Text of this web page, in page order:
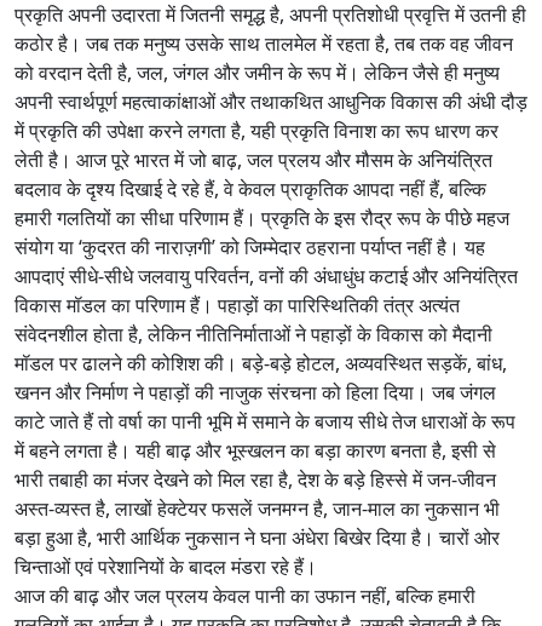
प्रकृति अपनी उदारता में जितनी समृद्ध है, अपनी प्रतिशोधी प्रवृत्ति में उतनी ही
कठोर है। जब तक मनुष्य उसके साथ तालमेल में रहता है, तब तक वह जीवन
को वरदान देती है, जल, जंगल और जमीन के रूप में। लेकिन जैसे ही मनुष्य
अपनी स्वार्थपूर्ण महत्वाकांक्षाओं और तथाकथित आधुनिक विकास की अंधी दौड़
में प्रकृति की उपेक्षा करने लगता है, यही प्रकृति विनाश का रूप धारण कर
लेती है। आज पूरे भारत में जो बाढ़, जल प्रलय और मौसम के अनियंत्रित
बदलाव के दृश्य दिखाई दे रहे हैं, वे केवल प्राकृतिक आपदा नहीं हैं, बल्कि
हमारी गलतियों का सीधा परिणाम हैं। प्रकृति के इस रौद्र रूप के पीछे महज
संयोग या ‘कुदरत की नाराज़गी’ को जिम्मेदार ठहराना पर्याप्त नहीं है। यह
आपदाएं सीधे-सीधे जलवायु परिवर्तन, वनों की अंधाधुंध कटाई और अनियंत्रित
विकास मॉडल का परिणाम हैं। पहाड़ों का पारिस्थितिकी तंत्र अत्यंत
संवेदनशील होता है, लेकिन नीतिनिर्माताओं ने पहाड़ों के विकास को मैदानी
मॉडल पर ढालने की कोशिश की। बड़े-बड़े होटल, अव्यवस्थित सड़कें, बांध,
खनन और निर्माण ने पहाड़ों की नाजुक संरचना को हिला दिया। जब जंगल
काटे जाते हैं तो वर्षा का पानी भूमि में समाने के बजाय सीधे तेज धाराओं के रूप
में बहने लगता है। यही बाढ़ और भूस्खलन का बड़ा कारण बनता है, इसी से
भारी तबाही का मंजर देखने को मिल रहा है, देश के बड़े हिस्से में जन-जीवन
अस्त-व्यस्त है, लाखों हेक्टेयर फसलें जनमग्न है, जान-माल का नुकसान भी
बड़ा हुआ है, भारी आर्थिक नुकसान ने घना अंधेरा बिखेर दिया है। चारों ओर
चिन्ताओं एवं परेशानियों के बादल मंडरा रहे हैं।
आज की बाढ़ और जल प्रलय केवल पानी का उफान नहीं, बल्कि हमारी